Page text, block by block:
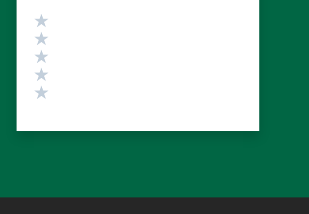
Valutazione